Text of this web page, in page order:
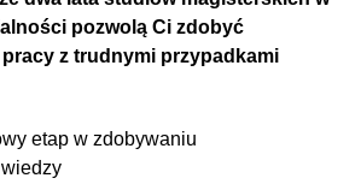
pozwolą Ci zdobyć
z trudnymi przypadkami
etap w zdobywaniu